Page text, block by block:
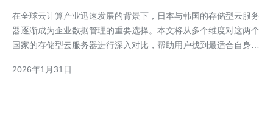
在全球云计算产业迅速发展的背景下，日本与韩国的存储型云服务
器逐渐成为企业数据管理的重要选择。本文将从多个维度对这两个
国家的存储型云服务器进行深入对比，帮助用户找到最适合自身需
型云服务器以其高可靠性和安全性著称。日本的云服务提供商大多
2026年1月31日